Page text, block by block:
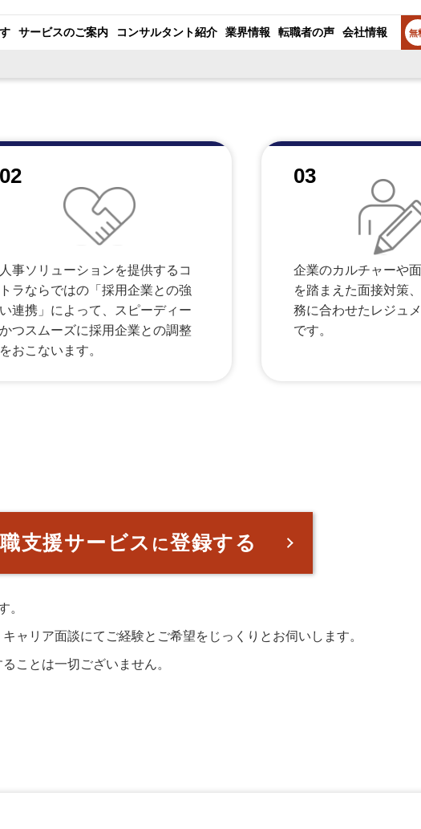
サービスのご案内 コンサルタント紹介 業界情報 転職者の声 会社情報 無
02
人事ソリューションを提供するコ
トラならではの「採用企業との強
い連携」によって、スピーディー
かつスムーズに採用企業との調整
をおこないます。
03
企業のカルチャーや
を踏まえた面接対策
務に合わせたレジュ
です。
支援サービス に登録する
。
ャリア面談にてご経験とご希望をじっくりとお伺いします。
ことは一切ございません。